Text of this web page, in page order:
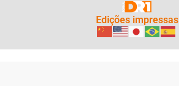
Edições impressas